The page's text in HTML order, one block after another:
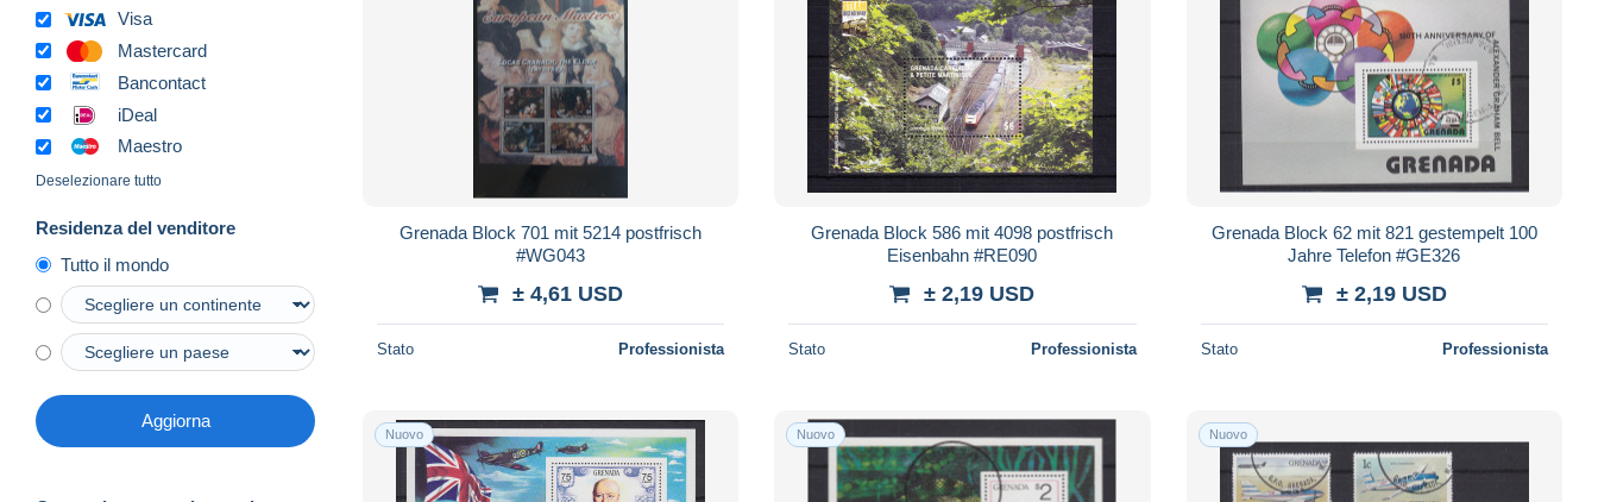
Visa
Mastercard
Bancontact
iDeal
Maestro
Deselezionare tutto
Residenza del venditore
Tutto il mondo
Aggiorna
Grenada Block 701 mit 5214 postfrisch
#WG043
± 4,61 USD
Stato Professionista
Grenada Block 586 mit 4098 postfrisch
Eisenbahn #RE090
± 2,19 USD
Stato Professionista
Grenada Block 62 mit 821 gestempelt 100
Jahre Telefon #GE326
± 2,19 USD
Stato Professionista
Nuovo Nuovo Nuovo